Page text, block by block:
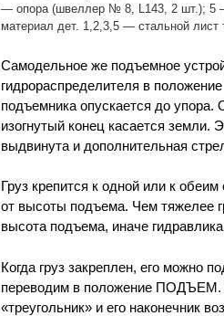
— опора (швеллер № 8, L143, 2 шт.); 5
материал дет. 1,2,3,5 — стальной
Самодельное же подъемное
гидрораспределителя в
подъемника опускается до упора.
изогнутый конец касается земли.
выдвинута и дополнительная
Груз крепится к одной или к
от высоты подъема. Чем тяжелее
высота подъема, иначе
Когда груз закреплен, его можно
переводим в положение ПОДЪЕМ.
«треугольник» и его наконечник